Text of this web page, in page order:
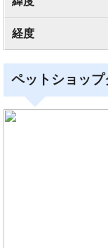
経度
ペットショッ